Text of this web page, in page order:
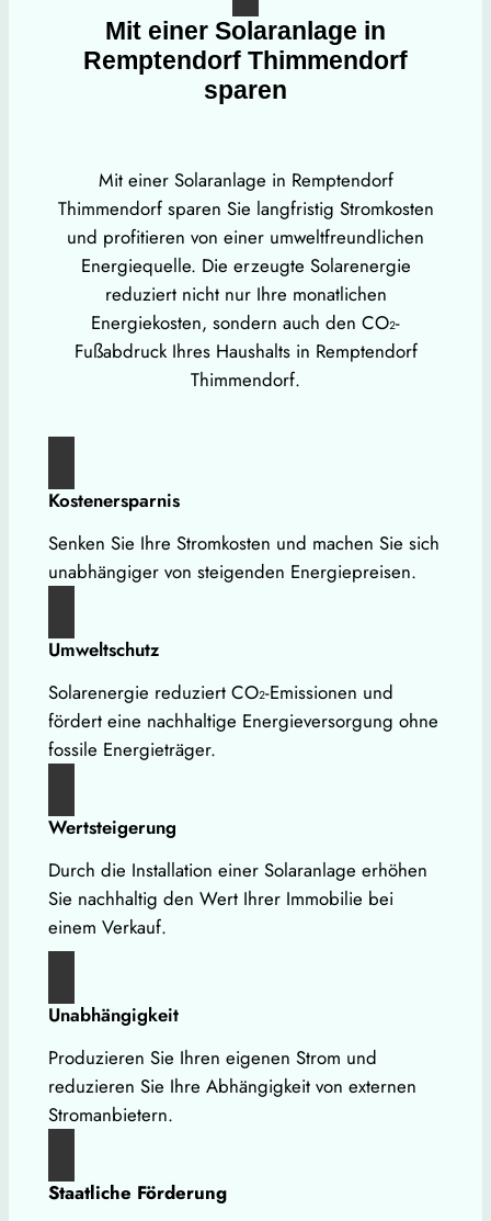
Mit einer Solaranlage in
Remptendorf Thimmendorf
sparen
Mit einer Solaranlage in Remptendorf
Thimmendorf sparen Sie langfristig Stromkosten
und profitieren von einer umweltfreundlichen
Energiequelle. Die erzeugte Solarenergie
reduziert nicht nur Ihre monatlichen
Energiekosten, sondern auch den CO₂-
Fußabdruck Ihres Haushalts in Remptendorf
Thimmendorf.
Kostenersparnis
Senken Sie Ihre Stromkosten und machen Sie sich
unabhängiger von steigenden Energiepreisen.
Umweltschutz
Solarenergie reduziert CO₂-Emissionen und
fördert eine nachhaltige Energieversorgung ohne
fossile Energieträger.
Wertsteigerung
Durch die Installation einer Solaranlage erhöhen
Sie nachhaltig den Wert Ihrer Immobilie bei
einem Verkauf.
Unabhängigkeit
Produzieren Sie Ihren eigenen Strom und
reduzieren Sie Ihre Abhängigkeit von externen
Stromanbietern.
Staatliche Förderung